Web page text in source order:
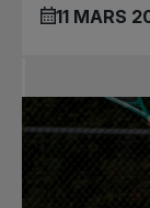
11 MARS